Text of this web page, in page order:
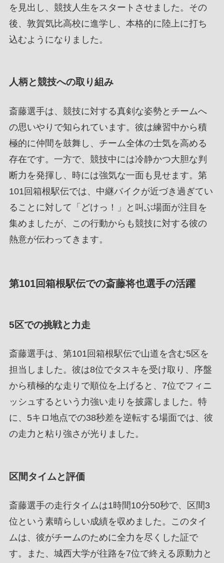
を見出し、競技人生をスタートさせました。その
後、敦賀気比高校に進学し、本格的に陸上に打ち
込むようになりました。
人柄と競技への取り組み
斎藤選手は、競技に対する真剣な姿勢とチームへ
の思いやりで知られています。彼は練習中から積
極的に仲間を鼓舞し、チーム全体の士気を高める
存在です。一方で、競技中には冷静かつ大胆な判
断力を発揮し、時には強気な一面も見せます。第
101回箱根駅伝では、中継バイクが近づき過ぎてい
ることに対して「どけっ！」と叫ぶ場面が注目を
集めましたが、この行動からも競技に対する彼の
熱意が伝わってきます。
第101回箱根駅伝での斎藤将也選手の活躍
5区での挑戦と力走
斎藤選手は、第101回箱根駅伝で山道を含む5区を
担当しました。彼は8位でタスキを受け取り、序盤
から積極的な走りで順位を上げると、7位でフィニ
ッシュするという力強い走りを披露しました。特
に、5キロ地点での38秒差を逆転する場面では、彼
の走力と粘り強さが光りました。
区間タイムと評価
斎藤選手の走行タイムは1時間10分50秒で、区間3
位という素晴らしい成績を収めました。このタイ
ムは、彼がチームのために全力を尽くした証で
す。また、城西大学が往路を7位で終える原動力と